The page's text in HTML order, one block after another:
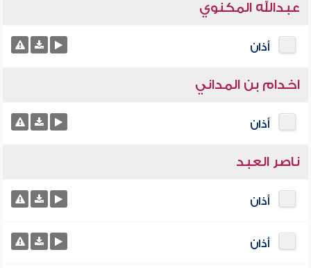
عبدالله المكنوي
أذان
اخدام بن المداني
أذان
ناصر العبد
أذان
أذان